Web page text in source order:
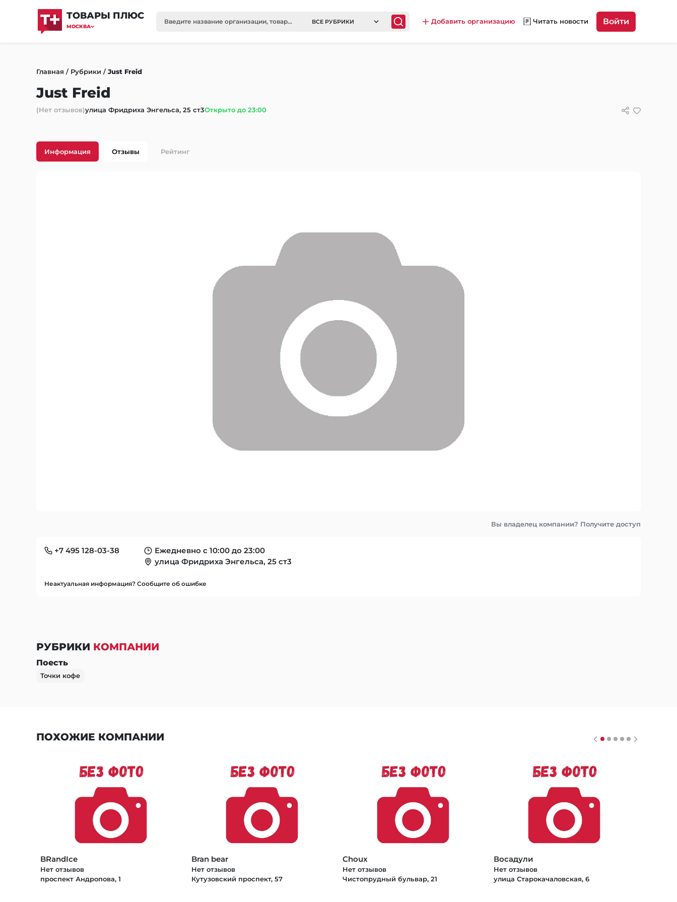
ТОВАРЫ ПЛЮС
МОСКВА
ВСЕ РУБРИКИ Добавить организацию Читать новости Войти
Главная / Рубрики /Just Freid
Just Freid
(Нет отзывов)улица Фридриха Энгельса, 25 ст3Открыто до 23:00
Информация Отзывы Рейтинг
Вы владелец компании? Получите доступ
+7 495 128-03-38
Ежедневно с 10:00 до 23:00
улица Фридриха Энгельса, 25 ст3
Неактуальная информация? Сообщите об ошибке
РУБРИКИ КОМПАНИИ
Поесть
Точки кофе
ПОХОЖИЕ КОМПАНИИ
BRandIce
Нет отзывов
проспект Андропова, 1
Bran bear
Нет отзывов
Кутузовский проспект, 57
Choux
Нет отзывов
Чистопрудный бульвар, 21
Восадули
Нет отзывов
улица Старокачаловская, 6